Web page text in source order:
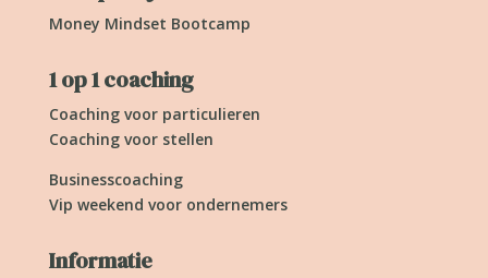
Money Mindset Bootcamp
1 op 1 coaching
Coaching voor particulieren
Coaching voor stellen
Businesscoaching
Vip weekend voor ondernemers
Informatie